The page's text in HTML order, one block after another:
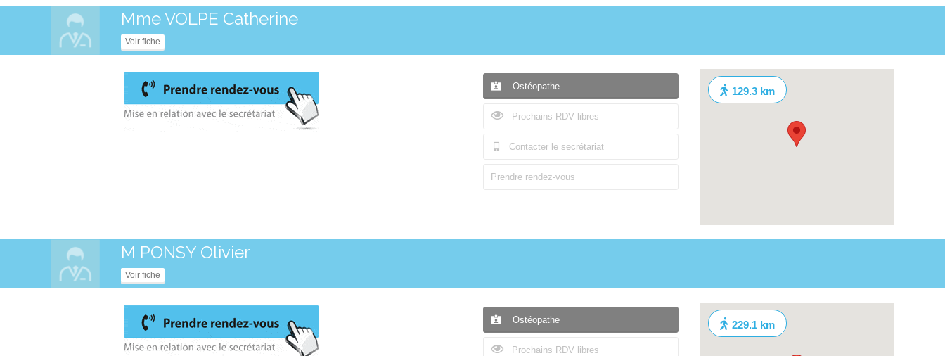
Mme VOLPE Catherine
Voir fiche
Ostéopathe
Prochains RDV libres
Contacter le secrétariat
Prendre rendez-vous
129.3 km
M PONSY Olivier
Voir fiche
Ostéopathe
Prochains RDV libres
229.1 km